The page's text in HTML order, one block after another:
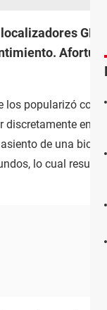
popularizó con
en
de una bici o
lo cual resulta